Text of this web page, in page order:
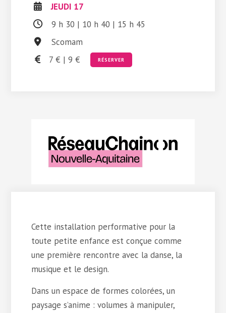
JEUDI 17
9 h 30 | 10 h 40 | 15 h 45
Scomam
7 € | 9 €
RÉSERVER
Cette installation performative pour la
toute petite enfance est conçue comme
une première rencontre avec la danse, la
musique et le design.
Dans un espace de formes colorées, un
paysage s’anime : volumes à manipuler,